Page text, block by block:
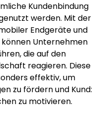
Kundenbindung
werden. Mit der
Endgeräte und
Unternehmen
die auf den
reagieren. Diese
effektiv, um
zu fördern und Kund:
zu motivieren.